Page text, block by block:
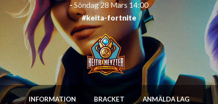
- Söndag 28 Mars 14:00
#keita-fortnite
INFORMATION BRACKET ANMÄLDA LAG